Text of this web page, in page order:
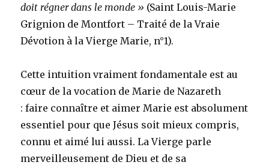
doit régner dans le monde » (Saint Louis-Marie
Grignion de Montfort – Traité de la Vraie
Dévotion à la Vierge Marie, n°1).
Cette intuition vraiment fondamentale est au
cœur de la vocation de Marie de Nazareth
: faire connaître et aimer Marie est absolument
essentiel pour que Jésus soit mieux compris,
connu et aimé lui aussi. La Vierge parle
merveilleusement de Dieu et de sa